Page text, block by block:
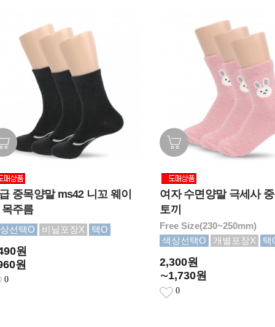
중목양말 ms42 니꼬 웨이
주름
선택O 비닐포장X 택O
원
원
0
여자 수면양말 극세사
토끼
Free Size(230~250mm)
색상선택O
개별포장X 택
2,300원
∼1,730원
0